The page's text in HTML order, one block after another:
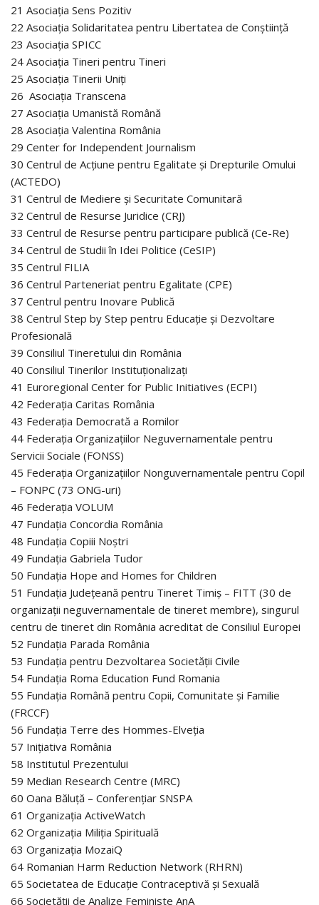
21 Asociația Sens Pozitiv
22 Asociația Solidaritatea pentru Libertatea de Conștiință
23 Asociația SPICC
24 Asociația Tineri pentru Tineri
25 Asociația Tinerii Uniți
26 Asociația Transcena
27 Asociația Umanistă Română
28 Asociația Valentina România
29 Center for Independent Journalism
30 Centrul de Acțiune pentru Egalitate și Drepturile Omului
(ACTEDO)
31 Centrul de Mediere și Securitate Comunitară
32 Centrul de Resurse Juridice (CRJ)
33 Centrul de Resurse pentru participare publică (Ce-Re)
34 Centrul de Studii în Idei Politice (CeSIP)
35 Centrul FILIA
36 Centrul Parteneriat pentru Egalitate (CPE)
37 Centrul pentru Inovare Publică
38 Centrul Step by Step pentru Educație și Dezvoltare
Profesională
39 Consiliul Tineretului din România
40 Consiliul Tinerilor Instituționalizați
41 Euroregional Center for Public Initiatives (ECPI)
42 Federația Caritas România
43 Federația Democrată a Romilor
44 Federația Organizațiilor Neguvernamentale pentru
Servicii Sociale (FONSS)
45 Federația Organizațiilor Nonguvernamentale pentru Copil
– FONPC (73 ONG-uri)
46 Federația VOLUM
47 Fundația Concordia România
48 Fundația Copiii Noștri
49 Fundația Gabriela Tudor
50 Fundația Hope and Homes for Children
51 Fundația Județeană pentru Tineret Timiș – FITT (30 de
organizații neguvernamentale de tineret membre), singurul
centru de tineret din România acreditat de Consiliul Europei
52 Fundația Parada România
53 Fundația pentru Dezvoltarea Societății Civile
54 Fundația Roma Education Fund Romania
55 Fundația Română pentru Copii, Comunitate și Familie
(FRCCF)
56 Fundația Terre des Hommes-Elveția
57 Inițiativa România
58 Institutul Prezentului
59 Median Research Centre (MRC)
60 Oana Băluță – Conferențiar SNSPA
61 Organizația ActiveWatch
62 Organizația Miliția Spirituală
63 Organizația MozaiQ
64 Romanian Harm Reduction Network (RHRN)
65 Societatea de Educație Contraceptivă și Sexuală
66 Societății de Analize Feministe AnA